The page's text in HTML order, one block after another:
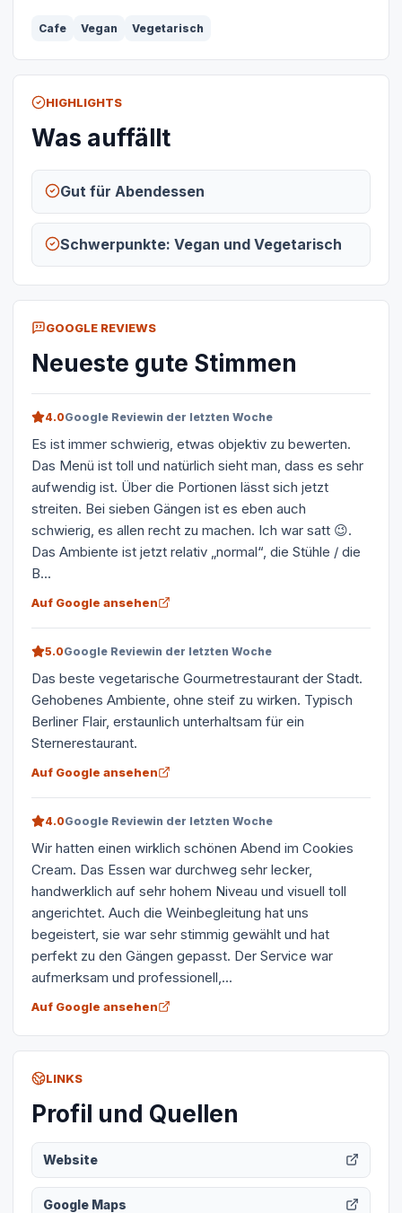
Cafe Vegan Vegetarisch
HIGHLIGHTS
Was auffällt
Gut für Abendessen
Schwerpunkte: Vegan und Vegetarisch
GOOGLE REVIEWS
Neueste gute Stimmen
4.0Google Reviewin der letzten Woche
Es ist immer schwierig, etwas objektiv zu bewerten.
Das Menü ist toll und natürlich sieht man, dass es sehr
aufwendig ist. Über die Portionen lässt sich jetzt
streiten. Bei sieben Gängen ist es eben auch
schwierig, es allen recht zu machen. Ich war satt 😉.
Das Ambiente ist jetzt relativ „normal“, die Stühle / die
B...
Auf Google ansehen
5.0Google Reviewin der letzten Woche
Das beste vegetarische Gourmetrestaurant der Stadt.
Gehobenes Ambiente, ohne steif zu wirken. Typisch
Berliner Flair, erstaunlich unterhaltsam für ein
Sternerestaurant.
Auf Google ansehen
4.0Google Reviewin der letzten Woche
Wir hatten einen wirklich schönen Abend im Cookies
Cream. Das Essen war durchweg sehr lecker,
handwerklich auf sehr hohem Niveau und visuell toll
angerichtet. Auch die Weinbegleitung hat uns
begeistert, sie war sehr stimmig gewählt und hat
perfekt zu den Gängen gepasst. Der Service war
aufmerksam und professionell,...
Auf Google ansehen
LINKS
Profil und Quellen
Website
Google Maps